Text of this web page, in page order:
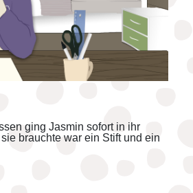
ging Jasmin sofort in ihr
brauchte war ein Stift und ein